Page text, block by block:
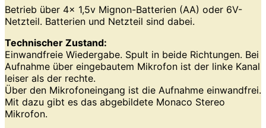
Betrieb über 4x 1,5v Mignon-Batterien (AA) oder 6V-
Netzteil. Batterien und Netzteil sind dabei.
Technischer Zustand:
Einwandfreie Wiedergabe. Spult in beide Richtungen. Bei
Aufnahme über eingebautem Mikrofon ist der linke Kanal
leiser als der rechte.
Über den Mikrofoneingang ist die Aufnahme einwandfrei.
Mit dazu gibt es das abgebildete Monaco Stereo
Mikrofon.